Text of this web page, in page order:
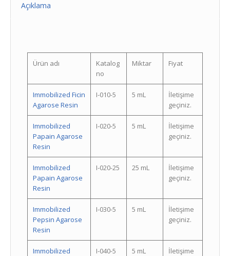
Açıklama
Ürün adı
Katalog
no
Miktar Fiyat
Immobilized Ficin
Agarose Resin
I-010-5 5 mL
İletişime
geçiniz.
Immobilized
Papain Agarose
Resin
I-020-5 5 mL
İletişime
geçiniz.
Immobilized
Papain Agarose
Resin
I-020-25 25 mL
İletişime
geçiniz.
Immobilized
Pepsin Agarose
Resin
I-030-5 5 mL
İletişime
geçiniz.
Immobilized
I-040-5 5 mL
İletişime